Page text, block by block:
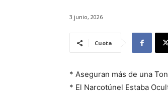
3 junio, 2026
Cuota
* Aseguran más de una
* El Narcotúnel Estaba